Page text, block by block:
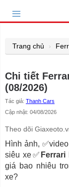
Trang chủ
Chi tiết
(08/2026)
Tác giả: Thanh Cars
Cập nhật: 04/08/2026
Theo dõi
Hình ảnh,
siêu xe✅
giá bao nhiêu
xe?